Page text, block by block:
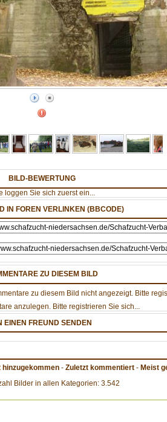
BILD-BEWERTUNG
loggen Sie sich zuerst ein...
IN FOREN VERLINKEN (BBCODE)
ZU DIESEM BILD
zu diesem Bild nicht angezeigt. Bitte
anzulegen. Bitte registrieren Sie sich...
EINEN FREUND SENDEN
hinzugekommen - Zuletzt kommentiert - Meist
Bilder in allen Kategorien: 3.542